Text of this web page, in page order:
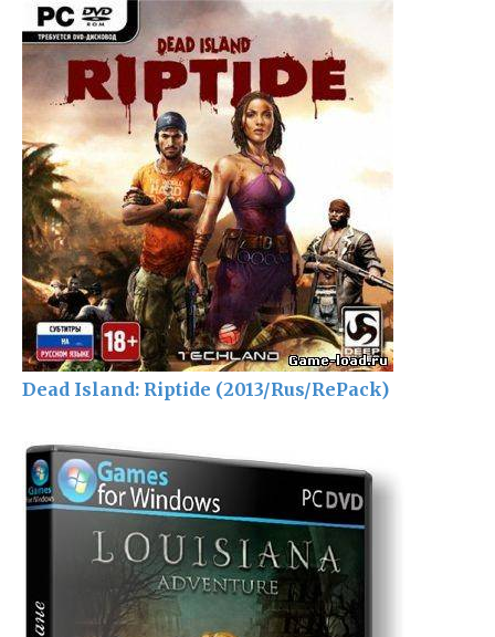
Dead Island: Riptide (2013/Rus/RePack)